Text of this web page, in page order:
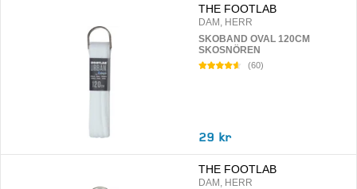
THE FOOTLAB
DAM, HERR
SKOBAND OVAL 120CM
SKOSNÖREN
(60)
29 kr
THE FOOTLAB
DAM, HERR